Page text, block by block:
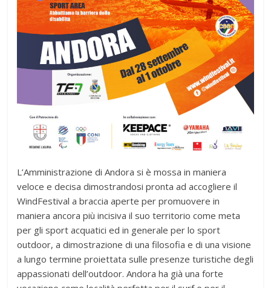
L’Amministrazione di Andora si è mossa in maniera
veloce e decisa dimostrandosi pronta ad accogliere il
WindFestival a braccia aperte per promuovere in
maniera ancora più incisiva il suo territorio come meta
per gli sport acquatici ed in generale per lo sport
outdoor, a dimostrazione di una filosofia e di una visione
a lungo termine proiettata sulle presenze turistiche degli
appassionati dell’outdoor. Andora ha già una forte